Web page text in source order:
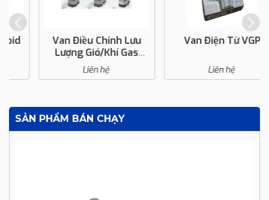
Van Điều Chỉnh Lưu
Lượng Gió/khí Gas
VAD, VAG, VAV, VAH
Liên hệ
Van Điện Từ VGP
Liên hệ
SẢN PHẨM BÁN CHẠY